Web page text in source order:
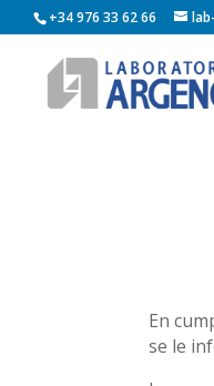
+34 976 33 62 66
En
se le